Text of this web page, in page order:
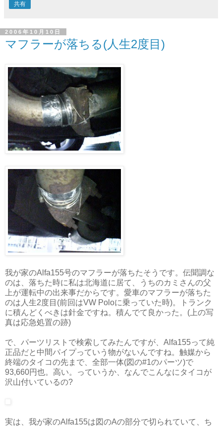
共有
2006年10月10日
マフラーが落ちる(人生2度目)
我が家のAlfa155号のマフラーが落ちたそうです。伝聞調な
のは、落ちた時に私は北海道に居て、うちのカミさんの父
上が運転中の出来事だからです。愛車のマフラーが落ちた
のは人生2度目(前回はVW Poloに乗っていた時)。トランク
に積んどくべきは針金ですね。積んでて良かった。(上の写
真は応急処置の跡)
で、パーツリストで検索してみたんですが、Alfa155って純
正品だと中間パイプっていう物がないんですね。触媒から
終端のタイコの先まで、全部一体(図の#1のパーツ)で
93,660円也。高い。っていうか、なんでこんなにタイコが
沢山付いているの?
実は、我が家のAlfa155は図のAの部分で切られていて、ち